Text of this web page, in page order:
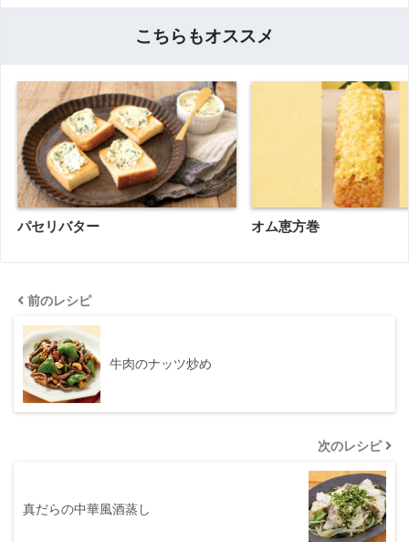
こちらもオススメ
パセリバター オム恵方巻
前のレシピ
牛肉のナッツ炒め
次のレシピ
真だらの中華風酒蒸し